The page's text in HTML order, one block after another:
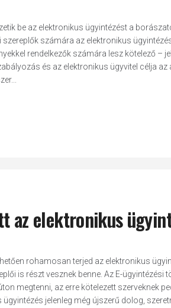
be az elektronikus ügyintézést a
számára az elektronikus
rendelkezők számára lesz kötelező –
és az elektronikus ügyvitel célja
az elektronikus
rohamosan terjed az elektronikus
is részt vesznek benne. Az E-
megtenni, az erre kötelezett szerveknek
jelenleg még újszerű dolog,